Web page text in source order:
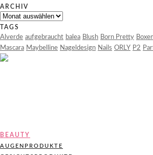
ARCHIV
Archiv
TAGS
Alverde aufgebraucht balea Blush Born Pretty
Mascara Maybelline Nageldesign Nails ORLY P2
BEAUTY
AUGENPRODUKTE